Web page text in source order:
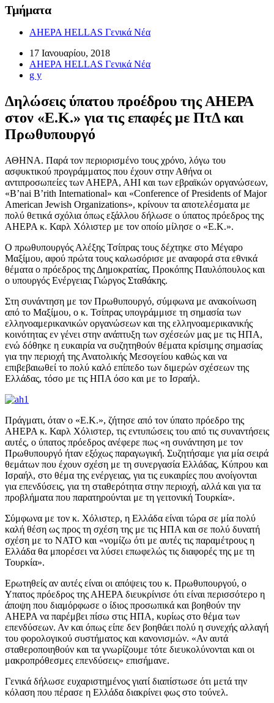
Τμήματα
AHEPA HELLAS Γενικά Νέα
17 Ιανουαρίου, 2018
AHEPA HELLAS Γενικά Νέα
g y
Δηλώσεις ύπατου προέδρου της ΑΗΕΡΑ
στον «Ε.Κ.» για τις επαφές με ΠτΔ και
Πρωθυπουργό
ΑΘΗΝΑ. Παρά τον περιορισμένο τους χρόνο, λόγω του
ασφυκτικού προγράμματος που έχουν στην Αθήνα οι
αντιπροσωπείες των ΑΗΕΡΑ, ΑΗΙ και των εβραϊκών οργανώσεων,
«B’nai B’rith International» και «Conference of Presidents of Major
American Jewish Organizations», κρίνουν τα αποτελέσματα με
πολύ θετικά σχόλια όπως εξάλλου δήλωσε ο ύπατος πρόεδρος της
ΑΗΕΡΑ κ. Καρλ Χόλιστερ με τον οποίο μίλησε ο «Ε.Κ.».
Ο πρωθυπουργός Αλέξης Τσίπρας τους δέχτηκε στο Μέγαρο
Μαξίμου, αφού πρώτα τους καλωσόρισε με αναφορά στα εθνικά
θέματα ο πρόεδρος της Δημοκρατίας, Προκόπης Παυλόπουλος και
ο υπουργός Ενέργειας Γιώργος Σταθάκης.
Στη συνάντηση με τον Πρωθυπουργό, σύμφωνα με ανακοίνωση
από το Μαξίμου, ο κ. Τσίπρας υπογράμμισε τη σημασία των
ελληνοαμερικανικών οργανώσεων και της ελληνοαμερικανικής
κοινότητας εν γένει στην ανάπτυξη των σχέσεών μας με τις ΗΠΑ,
ενώ δόθηκε η ευκαιρία να συζητηθούν θέματα κρίσιμης σημασίας
για την περιοχή της Ανατολικής Μεσογείου καθώς και να
επιβεβαιωθεί το πολύ καλό επίπεδο των διμερών σχέσεων της
Ελλάδας, τόσο με τις ΗΠΑ όσο και με το Ισραήλ.
Πράγματι, όταν ο «Ε.Κ.», ζήτησε από τον ύπατο πρόεδρο της
ΑΗΕΡΑ κ. Καρλ Χόλιστερ, τις εντυπώσεις του από τις συναντήσεις
αυτές, ο ύπατος πρόεδρος ανέφερε πως «η συνάντηση με τον
Πρωθυπουργό ήταν εξόχως παραγωγική. Συζητήσαμε για μία σειρά
θεμάτων που έχουν σχέση με τη συνεργασία Ελλάδας, Κύπρου και
Ισραήλ, στο θέμα της ενέργειας, για τις ευκαιρίες που ανοίγονται
για επενδύσεις, για τη σταθερότητα στην περιοχή, αλλά και για τα
προβλήματα που παρατηρούνται με τη γειτονική Τουρκία».
Σύμφωνα με τον κ. Χόλιστερ, η Ελλάδα είναι τώρα σε μία πολύ
καλή θέση ως προς τη σχέση της με τις ΗΠΑ και σε πολύ δυνατή
σχέση με το ΝΑΤΟ και «νομίζω ότι με αυτές τις παραμέτρους η
Ελλάδα θα μπορέσει να λύσει επωφελώς τις διαφορές της με τη
Τουρκία».
Ερωτηθείς αν αυτές είναι οι απόψεις του κ. Πρωθυπουργού, ο
Υπατος πρόεδρος της ΑΗΕΡΑ διευκρίνισε ότι είναι περισσότερο η
άποψη που διαμόρφωσε ο ίδιος προσωπικά και βοηθούν την
ΑΗΕΡΑ να παρέμβει πίσω στις ΗΠΑ, κυρίως στο θέμα των
επενδύσεων. Αν και όπως είπε δεν βοηθάει πολύ η συνεχής αλλαγή
του φορολογικού συστήματος και κανονισμών. «Αν αυτά
σταθεροποιηθούν και τα γνωρίζουμε τότε διευκολύνονται και οι
μακροπρόθεσμες επενδύσεις» επισήμανε.
Γενικά δήλωσε ευχαριστημένος γιατί διαπίστωσε ότι μετά την
κόλαση που πέρασε η Ελλάδα διακρίνει φως στο τούνελ.